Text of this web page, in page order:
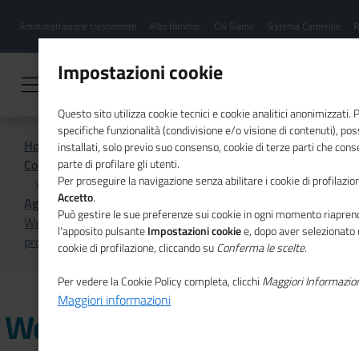
contenuto
Menu
hamburgher
Amministrazione trasparente Albo fornitori Chi Siamo Sistema Camerale
Home
Comunicazione istituzionale per il sistema camerale
Agenda
Webinar sulla tracciabilità e la valorizzazione del
prodotto agroalimentare
Webinar sulla tracciabilità
Impostazioni cookie
Questo sito utilizza cookie tecnici e cookie analitici anonimizzati.
specifiche funzionalità (condivisione e/o visione di contenuti),
installati, solo previo suo consenso, cookie di terze parti che
parte di profilare gli utenti.
Per proseguire la navigazione senza abilitare i cookie di
Accetto.
Può gestire le sue preferenze sui cookie in ogni momento
l'apposito pulsanteImpostazioni cookiee, dopo aver
cookie di profilazione, cliccando suConferma le scelte.
Per vedere la Cookie Policy completa, clicchi Maggiori
Maggiori informazioni